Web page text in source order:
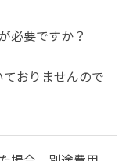
必要ですか？
おりませんので